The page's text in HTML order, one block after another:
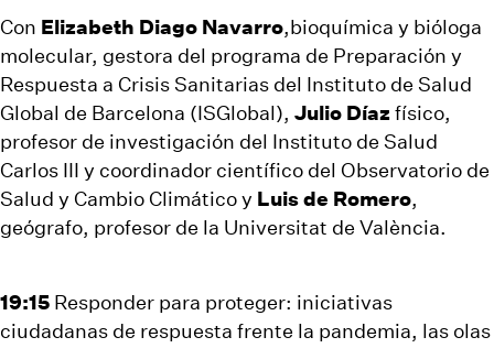
Con Elizabeth Diago Navarro,bioquímica y bióloga
molecular, gestora del programa de Preparación y
Respuesta a Crisis Sanitarias del Instituto de Salud
Global de Barcelona (ISGlobal), Julio Díazfísico,
profesor de investigación del Instituto de Salud
Carlos III y coordinador científico del Observatorio de
Salud y Cambio Climático y Luis de Romero,
geógrafo, profesor de la Universitat de València.
19:15 Responder para proteger: iniciativas
ciudadanas de respuesta frente la pandemia, las olas